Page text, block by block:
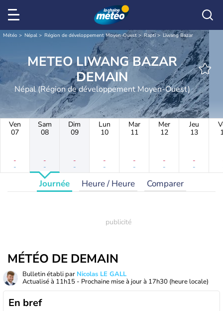
Météo Népal Région de développement Moyen-Ouest Rapti Liwang Bazar
METEO LIWANG BAZAR
DEMAIN
Népal (Région de développement Moyen-Ouest)
Ven
07
-
-
Sam
08
-
-
Dim
09
-
-
Lun
10
-
-
Mar
11
-
-
Mer
12
-
-
Jeu
13
-
-
Journée Heure / Heure Comparer
MÉTÉO DE DEMAIN
Bulletin établi par Nicolas LE GALL
Actualisé à 11h15 - Prochaine mise à jour à 17h30 (heure locale)
En bref